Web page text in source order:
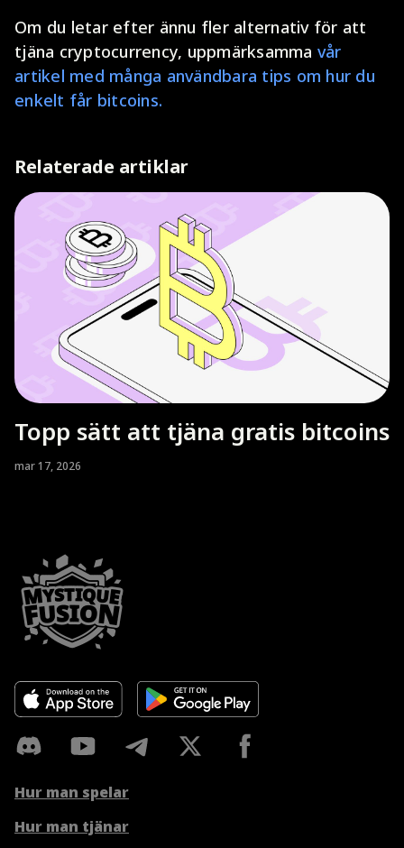
Om du letar efter ännu fler alternativ för att
tjäna cryptocurrency, uppmärksamma vår
artikel med många användbara tips om hur du
enkelt får bitcoins.
Relaterade artiklar
Topp sätt att tjäna gratis bitcoins
mar 17, 2026
Hur man spelar
Hur man tjänar